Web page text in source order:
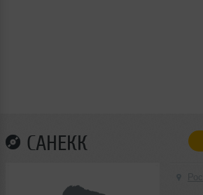
САНЕКК